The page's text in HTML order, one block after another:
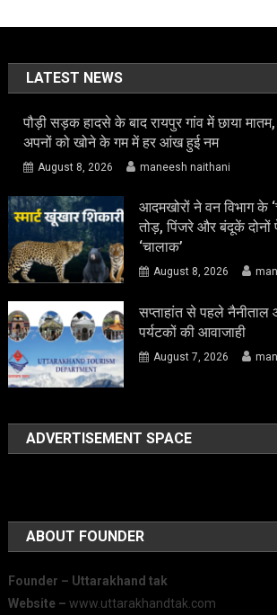
LATEST NEWS
पौड़ी सड़क हादसे के बाद रायपुर गांव में छाया मातम,
अपनों को खोने के गम में हर आंख हुई नम
August 8, 2026 maneesh naithani
आदमखोरों ने वन विभाग के
तोड़, पिंजरे और बंदूकें
‘चालाक’
August 8, 2026
सप्ताहांत से पहले नैनीताल
पर्यटकों की आवाजाही
August 7, 2026
ADVERTISEMENT SPACE
ABOUT FOUNDER
Founder – Uttarakhand tak
Website – www.uttarakhandtak.com